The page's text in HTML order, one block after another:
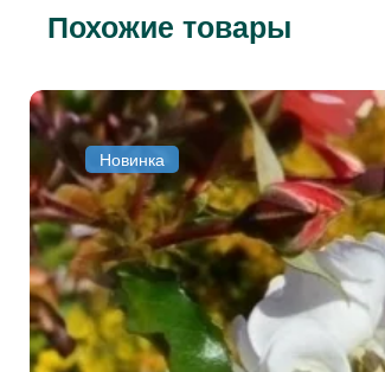
Похожие товары
Новинка